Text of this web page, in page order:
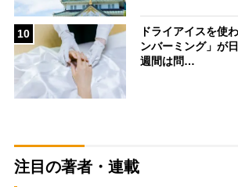
10
ドライアイスを使
ンバーミング」が
週間は問…
注目の著者・連載